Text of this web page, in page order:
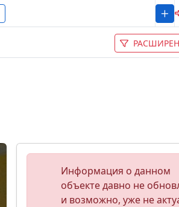
Информация о данном
объекте давно не
и возможно, уже не